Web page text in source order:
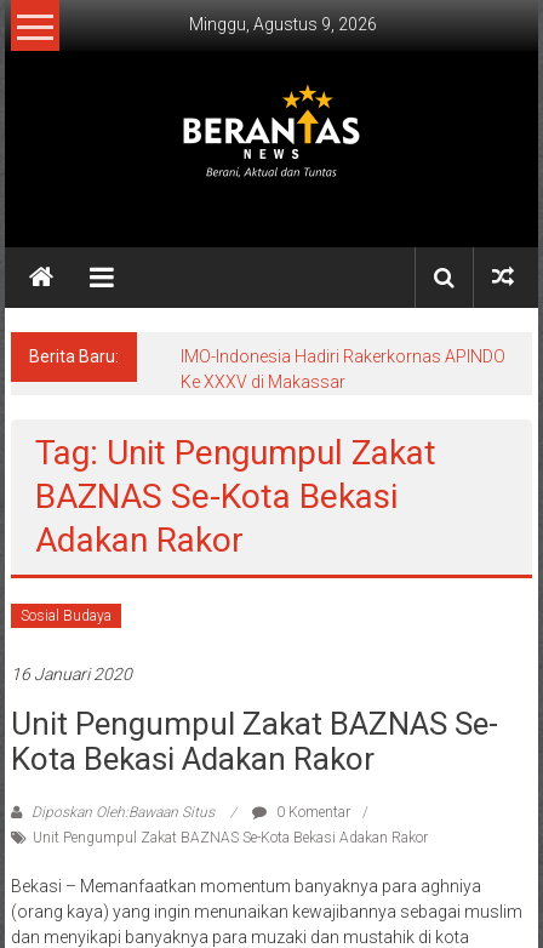
Lompat
ke
Minggu, Agustus 9, 2026
NEWS
Aktual
Tuntas.
Berita Baru:
IMO-Indonesia Hadiri Rakerkornas APINDO
Ke XXXV di Makassar
Tag: Unit Pengumpul Zakat
BAZNAS Se-Kota Bekasi
Adakan Rakor
Sosial Budaya
16 Januari 2020
Unit Pengumpul Zakat BAZNAS Se-
Kota Bekasi Adakan Rakor
Diposkan Oleh:Bawaan Situs
0 Komentar
Unit Pengumpul Zakat BAZNAS Se-Kota Bekasi Adakan Rakor
Bekasi – Memanfaatkan momentum banyaknya para aghniya
(orang kaya) yang ingin menunaikan kewajibannya sebagai muslim
dan menyikapi banyaknya para muzaki dan mustahik di kota